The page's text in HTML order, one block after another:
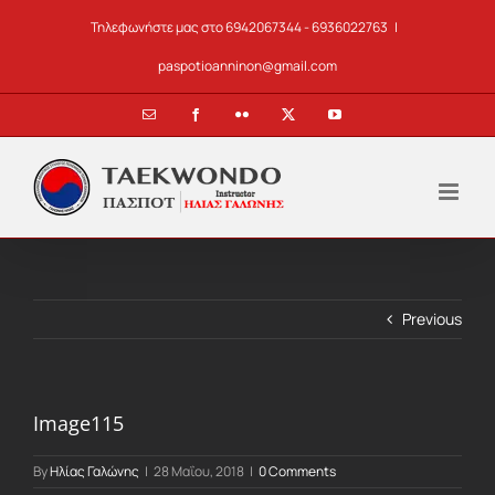
Τηλεφωνήστε μας στο 6942067344 - 6936022763 |
paspotioanninon@gmail.com
Email FacebookFlickr YouTube
Previous
Image115
ByΗλίας Γαλώνης | 28 Μαΐου, 2018 | 0 Comments